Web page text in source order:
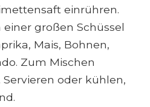
einrühren.
großen Schüssel
Mais, Bohnen,
Zum Mischen
oder kühlen,